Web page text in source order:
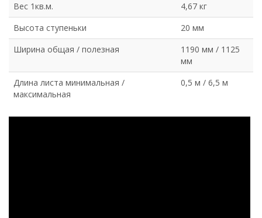
Вес 1кв.м.
4,67 кг
Высота ступеньки
20 мм
Ширина общая / полезная
1190 мм / 1125
мм
Длина листа минимальная /
максимальная
0,5 м / 6,5 м